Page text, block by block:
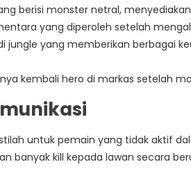
berisi monster netral,
yang diperoleh setelah
jungle yang memberikan berbagai
kembali hero di markas setelah
untuk pemain yang tidak aktif
banyak kill kepada lawan secara